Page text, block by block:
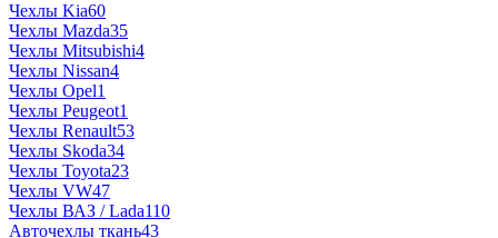
Чехлы Kia60
Чехлы Mazda35
Чехлы Mitsubishi4
Чехлы Nissan4
Чехлы Opel1
Чехлы Peugeot1
Чехлы Renault53
Чехлы Skoda34
Чехлы Toyota23
Чехлы VW47
Чехлы ВАЗ / Lada110
Авточехлы ткань43